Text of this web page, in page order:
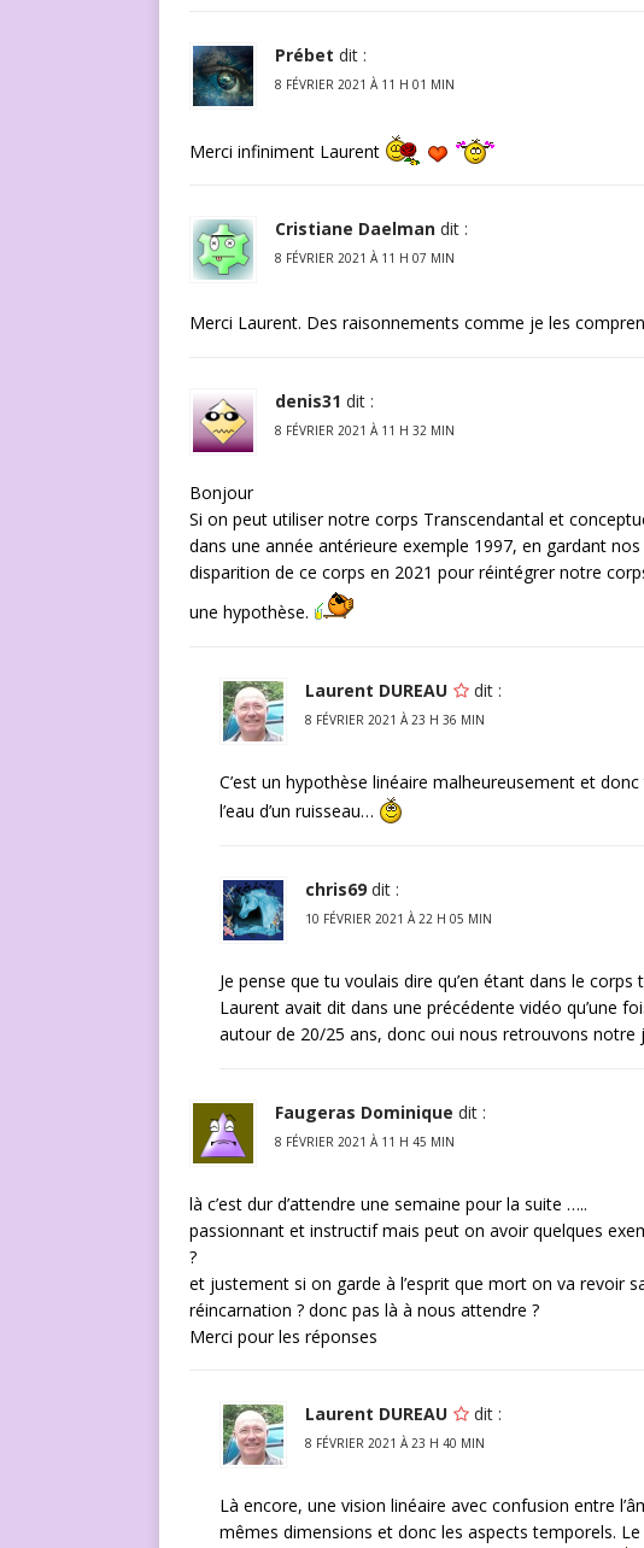
Prébet dit :
8 FÉVRIER 2021 À 11 H 01 MIN
Merci infiniment Laurent
Cristiane Daelman dit :
8 FÉVRIER 2021 À 11 H 07 MIN
Merci Laurent. Des raisonnements comme je les
denis31 dit :
8 FÉVRIER 2021 À 11 H 32 MIN
Bonjour
Si on peut utiliser notre corps Transcendantal et
dans une année antérieure exemple 1997, en gardant
disparition de ce corps en 2021 pour réintégrer notre
une hypothèse.
Laurent DUREAU dit :
8 FÉVRIER 2021 À 23 H 36 MIN
C’est un hypothèse linéaire malheureusement et
l’eau d’un ruisseau…
chris69 dit :
10 FÉVRIER 2021 À 22 H 05 MIN
Je pense que tu voulais dire qu’en étant dans le
Laurent avait dit dans une précédente vidéo qu’une
autour de 20/25 ans, donc oui nous retrouvons notre
Faugeras Dominique dit :
8 FÉVRIER 2021 À 11 H 45 MIN
là c’est dur d’attendre une semaine pour la suite …..
passionnant et instructif mais peut on avoir quelques
?
et justement si on garde à l’esprit que mort on va revoir
réincarnation ? donc pas là à nous attendre ?
Merci pour les réponses
Laurent DUREAU dit :
8 FÉVRIER 2021 À 23 H 40 MIN
Là encore, une vision linéaire avec confusion entre
mêmes dimensions et donc les aspects temporels.